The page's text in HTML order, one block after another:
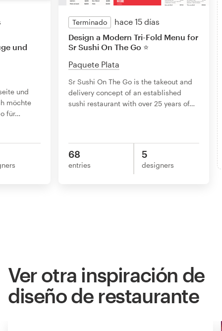
und
und
möchte
für…
Terminado
hace 15 días
Design a Modern Tri-Fold Menu for
Sr Sushi On The Go ⭐
Paquete Plata
Sr Sushi On The Go is the takeout and
delivery concept of an established
sushi restaurant with over 25 years of…
68
entries
5
designers
Ver otra inspiración de
diseño de restaurante